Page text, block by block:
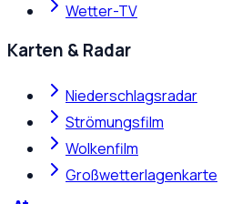
Wetter-TV
Karten & Radar
Niederschlagsradar
Strömungsfilm
Wolkenfilm
Großwetterlagenkarte